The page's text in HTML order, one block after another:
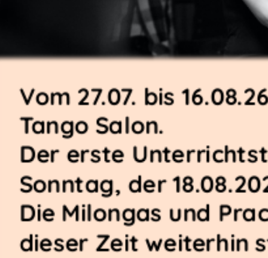
Vom 27.07. bis
Tango Salon.
Der erste
Sonntag, der
Die Milongas und
dieser Zeit weiterhin